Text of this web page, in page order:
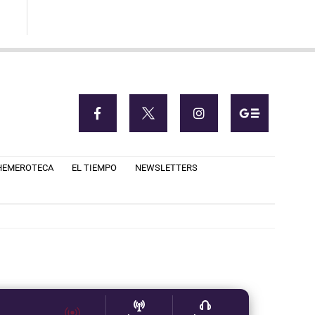
EL TIEMPO NEWSLETTERS